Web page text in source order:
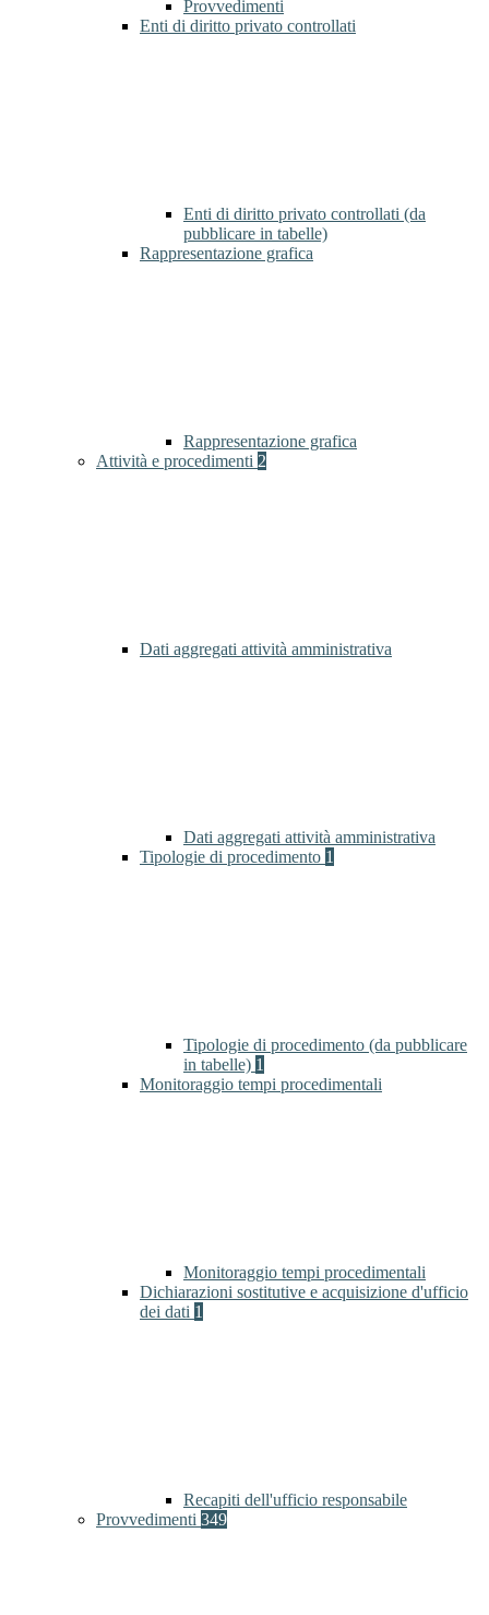
Provvedimenti
Enti di diritto privato controllati
Enti di diritto privato controllati (da
pubblicare in tabelle)
Rappresentazione grafica
Rappresentazione grafica
Attività e procedimenti 2
Dati aggregati attività amministrativa
Dati aggregati attività amministrativa
Tipologie di procedimento 1
Tipologie di procedimento (da pubblicare
in tabelle) 1
Monitoraggio tempi procedimentali
Monitoraggio tempi procedimentali
Dichiarazioni sostitutive e acquisizione d'ufficio
dei dati 1
Recapiti dell'ufficio responsabile
Provvedimenti 349